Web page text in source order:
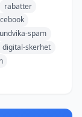
rabatter
undvika-spam
digital-skerhet